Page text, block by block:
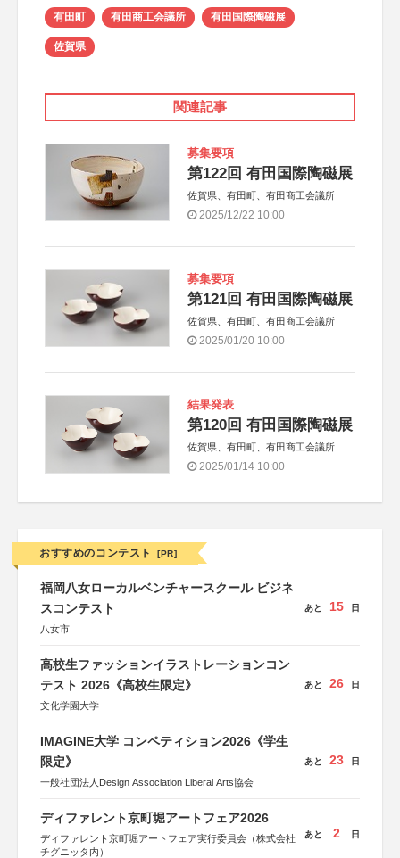
有田町 有田商工会議所 有田国際陶磁展
佐賀県
関連記事
募集要項
第122回 有田国際陶磁展
佐賀県、有田町、有田商工会議所
2025/12/22 10:00
募集要項
第121回 有田国際陶磁展
佐賀県、有田町、有田商工会議所
2025/01/20 10:00
結果発表
第120回 有田国際陶磁展
佐賀県、有田町、有田商工会議所
2025/01/14 10:00
おすすめのコンテスト [PR]
福岡八女ローカルベンチャースクール ビジネ
スコンテスト
八女市
あと 15 日
高校生ファッションイラストレーションコン
テスト 2026《高校生限定》
文化学園大学
あと 26 日
IMAGINE大学 コンペティション2026《学生
限定》
一般社団法人Design Association Liberal Arts協会
あと 23 日
ディファレント京町堀アートフェア2026
ディファレント京町堀アートフェア実行委員会（株式会社
チグニッタ内）
あと 2 日